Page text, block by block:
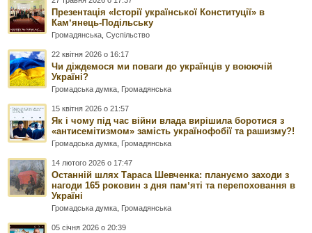
Презентація «Історії української Конституції» в
Камʼянець-Подільську
Громадянська ,Суспільство
22 квітня 2026 о 16:17
Чи діждемося ми поваги до українців у воюючій
Україні?
Громадська думка Громадянська
15 квітня 2026 о 21:57
Як і чому під час війни влада вирішила боротися з
«антисемітизмом» замість українофобії та рашизму?!
Громадська думка Громадянська
14 лютого 2026 о 17:47
Останній шлях Тараса Шевченка: плануємо заходи з
нагоди 165 роковин з дня памʼяті та перепоховання в
Україні
Громадська думка Громадянська
05 січня 2026 о 20:39